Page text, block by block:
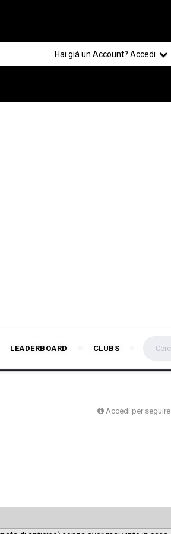
Hai già un Account? Accedi
LEADERBOARD CLUBS
Accedi per seguire